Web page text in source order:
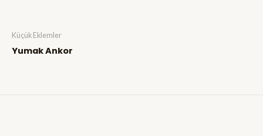
Küçük Eklemler
Yumak Ankor